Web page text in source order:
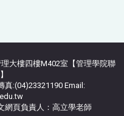
大樓四樓M402室【管理學院聯
真:(04)23321190 Email:
網頁負責人：高立學老師